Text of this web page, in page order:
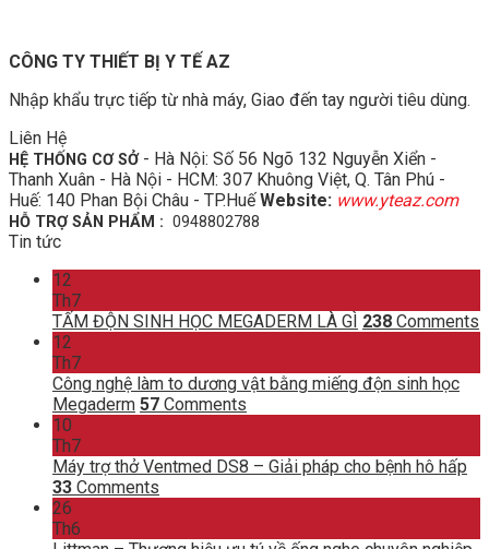
CÔNG TY THIẾT BỊ Y TẾ AZ
Nhập khẩu trực tiếp từ nhà máy, Giao đến tay người tiêu dùng.
Liên Hệ
HỆ THỐNG CƠ SỞ - Hà Nội: Số 56 Ngõ 132 Nguyễn Xiển -
Thanh Xuân - Hà Nội - HCM: 307 Khuông Việt, Q. Tân Phú -
Huế: 140 Phan Bội Châu - TP.HuếWebsite: www.yteaz.com
HỖ TRỢ SẢN PHẨM : 0948802788
Tin tức
12
Th7
TẤM ĐỘN SINH HỌC MEGADERM LÀ GÌ 238 Comments
12
Th7
Công nghệ làm to dương vật bằng miếng độn sinh học
Megaderm 57 Comments
10
Th7
Máy trợ thở Ventmed DS8 – Giải pháp cho bệnh hô hấp
33 Comments
26
Th6